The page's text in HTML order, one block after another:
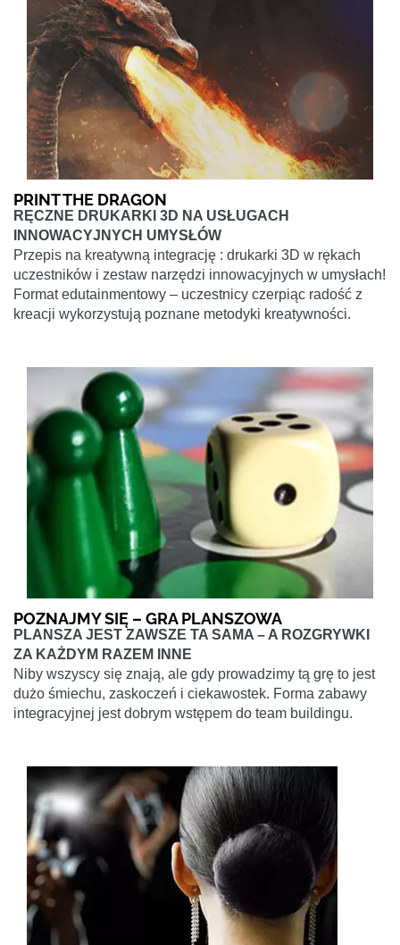
PRINT THE DRAGON
RĘCZNE DRUKARKI 3D NA USŁUGACH
INNOWACYJNYCH UMYSŁÓW
Przepis na kreatywną integrację : drukarki 3D w rękach
uczestników i zestaw narzędzi innowacyjnych w umysłach!
Format edutainmentowy – uczestnicy czerpiąc radość z
kreacji wykorzystują poznane metodyki kreatywności.
POZNAJMY SIĘ – GRA PLANSZOWA
PLANSZA JEST ZAWSZE TA SAMA – A ROZGRYWKI
ZA KAŻDYM RAZEM INNE
Niby wszyscy się znają, ale gdy prowadzimy tą grę to jest
dużo śmiechu, zaskoczeń i ciekawostek. Forma zabawy
integracyjnej jest dobrym wstępem do team buildingu.